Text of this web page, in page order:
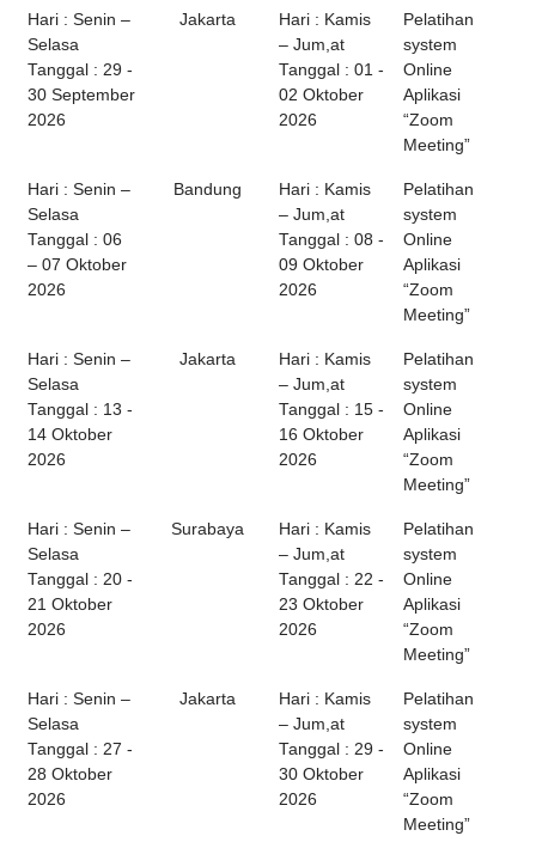
Hari : Senin –
Selasa
Tanggal : 29 -
30 September
2026
Jakarta
Hari : Kamis
– Jum,at
Tanggal : 01 -
02 Oktober
2026
Pelatihan
system
Online
Aplikasi
“Zoom
Meeting”
Hari : Senin –
Selasa
Tanggal : 06
– 07 Oktober
2026
Bandung
Hari : Kamis
– Jum,at
Tanggal : 08 -
09 Oktober
2026
Pelatihan
system
Online
Aplikasi
“Zoom
Meeting”
Hari : Senin –
Selasa
Tanggal : 13 -
14 Oktober
2026
Jakarta
Hari : Kamis
– Jum,at
Tanggal : 15 -
16 Oktober
2026
Pelatihan
system
Online
Aplikasi
“Zoom
Meeting”
Hari : Senin –
Selasa
Tanggal : 20 -
21 Oktober
2026
Surabaya
Hari : Kamis
– Jum,at
Tanggal : 22 -
23 Oktober
2026
Pelatihan
system
Online
Aplikasi
“Zoom
Meeting”
Hari : Senin –
Selasa
Tanggal : 27 -
28 Oktober
2026
Jakarta
Hari : Kamis
– Jum,at
Tanggal : 29 -
30 Oktober
2026
Pelatihan
system
Online
Aplikasi
“Zoom
Meeting”